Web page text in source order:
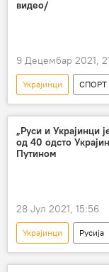
видео/
9 Децембар 2021,
Украјинци СПОРТ
хулигани
Динамо
Друштво
„Руси и Украјинци
од 40 одсто
Путином
28 Јул 2021, 15:56
Украјинци Русија